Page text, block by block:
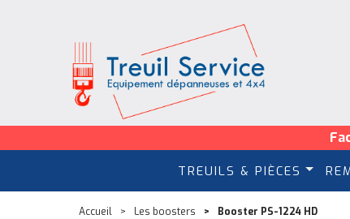
TREUILS & PIÈCES
Accueil Les boosters Booster PS-1224 HD